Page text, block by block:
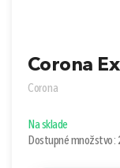
Corona
Corona
Na sklade
Dostupné množstvo: